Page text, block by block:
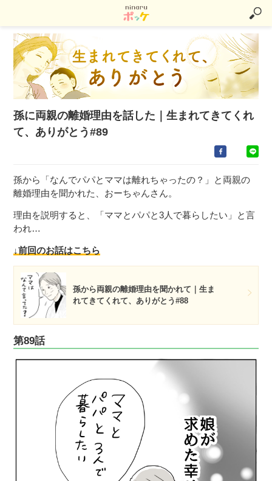
孫に両親の離婚理由を話した｜生まれてきてくれ
て、ありがとう#89
孫から「なんでパパとママは離れちゃったの？」と両親の
離婚理由を聞かれた、おーちゃんさん。
理由を説明すると、「ママとパパと3人で暮らしたい」と言
われ…
↓前回のお話はこちら
孫から両親の離婚理由を聞かれて｜生ま
れてきてくれて、ありがとう#88
第89話